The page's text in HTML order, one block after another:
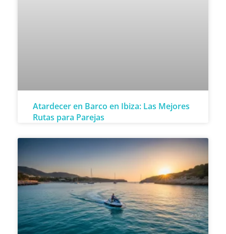
Atardecer en Barco en Ibiza: Las Mejores
Rutas para Parejas